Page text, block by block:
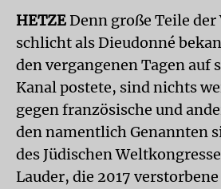
HETZEDenn große Teile der
schlicht als Dieudonné
den vergangenen Tagen auf
Kanal postete, sind nichts
gegen französische und
den namentlich Genannten
des Jüdischen
Lauder, die 2017